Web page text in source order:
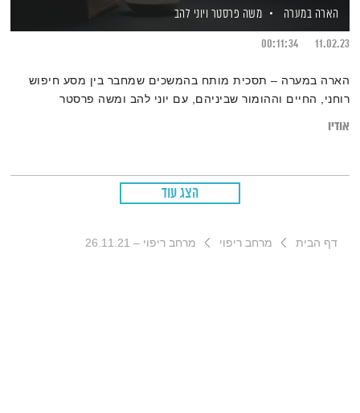
הארה במערה
משה פרסטר ויוני להב
11.02.23
00:11:34
הארה במערה – תסכית מותח בהמשכים שמחבר בין מסע חיפוש
רוחני, החיים וההומור שביניהם, עם יוני להב ומשה פרסטר
אודיו
הצג עוד
דף הבית מרחב ריפוי מרחב ריפוי – 26.11.21